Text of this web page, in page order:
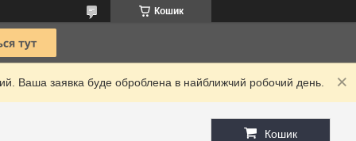
Кошик
Ваша заявка буде оброблена в найближчий робочий день.
Кошик